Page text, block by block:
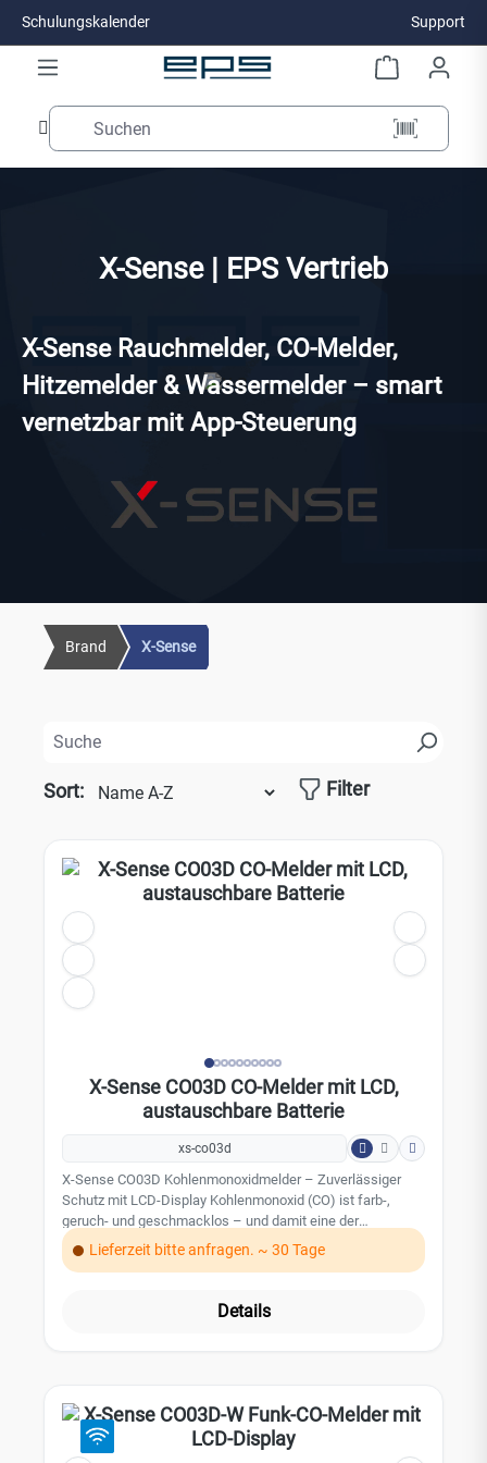
Zum Hauptinhalt springen
Schulungskalender Support
X-Sense | EPS Vertrieb
X-Sense Rauchmelder, CO-Melder,
Hitzemelder & Wassermelder – smart
vernetzbar mit App-Steuerung
Brand X-Sense
Filter
Sort:
X-Sense CO03D CO-Melder mit LCD,
austauschbare Batterie
xs-co03d
X-Sense CO03D Kohlenmonoxidmelder – Zuverlässiger
Schutz mit LCD-Display Kohlenmonoxid (CO) ist farb-,
geruch- und geschmacklos – und damit eine der
heimtückischsten Gefahren in Wohnräumen. Der X-Sense
CO03D erkennt diese unsichtbare Bedrohung frühzeitig und
Lebensdauer von 10 Jahren, einem präzisen
in ppm 10 Jahre Sensorlebensdauer – ein Melder für ein
Jahrzehnt Sicherheit Elektrochemischer Sensor für
höchste Messgenauigkeit ?85 dB Signalton in 1 m Abstand
Lieferzeit bitte anfragen. ~ 30 Tage
Details